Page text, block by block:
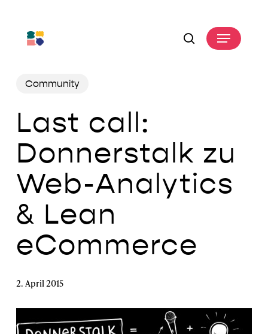
search
Menu
Community
Last call:
Donnerstalk zu
Web-Analytics
& Lean
eCommerce
2. April 2015